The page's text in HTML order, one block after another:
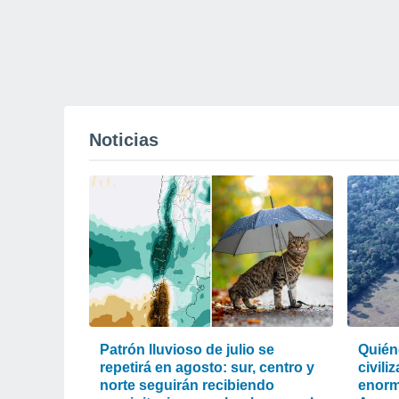
Noticias
Patrón lluvioso de julio se
repetirá en agosto: sur, centro y
norte seguirán recibiendo